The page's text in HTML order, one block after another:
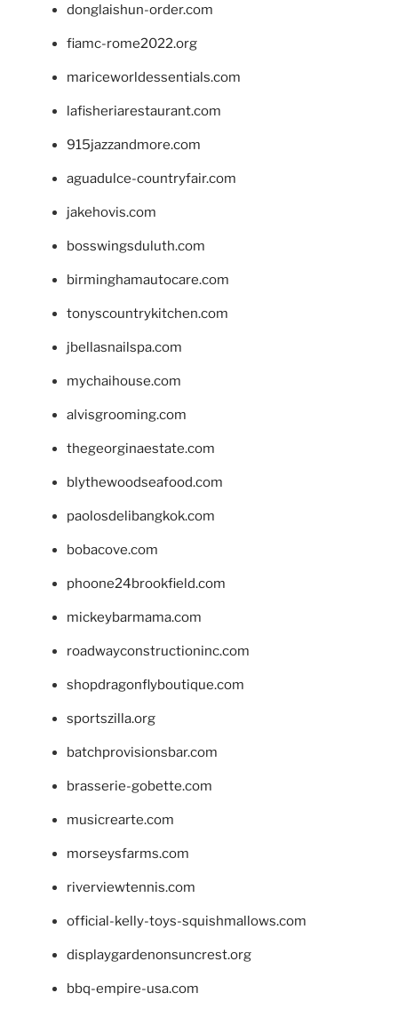
donglaishun-order.com
fiamc-rome2022.org
mariceworldessentials.com
lafisheriarestaurant.com
915jazzandmore.com
aguadulce-countryfair.com
jakehovis.com
bosswingsduluth.com
birminghamautocare.com
tonyscountrykitchen.com
jbellasnailspa.com
mychaihouse.com
alvisgrooming.com
thegeorginaestate.com
blythewoodseafood.com
paolosdelibangkok.com
bobacove.com
phoone24brookfield.com
mickeybarmama.com
roadwayconstructioninc.com
shopdragonflyboutique.com
sportszilla.org
batchprovisionsbar.com
brasserie-gobette.com
musicrearte.com
morseysfarms.com
riverviewtennis.com
official-kelly-toys-squishmallows.com
displaygardenonsuncrest.org
bbq-empire-usa.com